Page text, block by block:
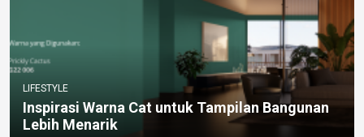
LIFESTYLE
Inspirasi Warna Cat untuk Tampilan Bangunan
Lebih Menarik